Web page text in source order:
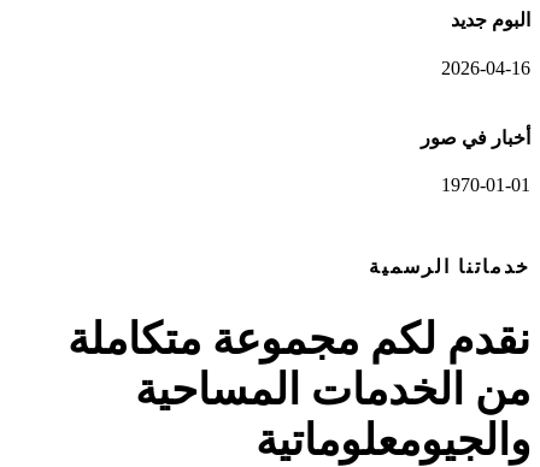
البوم جديد
2026-04-16
أخبار في صور
1970-01-01
خدماتنا الرسمية
نقدم لكم مجموعة متكاملة
من الخدمات المساحية
والجيومعلوماتية